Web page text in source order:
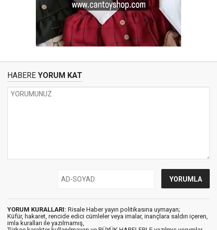
HABERE YORUM KAT
YORUM KURALLARI: Risale Haber yayın politikasına uymayan;
Küfür, hakaret, rencide edici cümleler veya imalar, inançlara saldırı içeren,
imla kuralları ile yazılmamış,